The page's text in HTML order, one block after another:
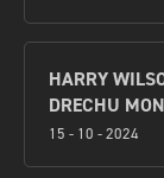
HARRY
DRECHU
15 - 10 - 2024